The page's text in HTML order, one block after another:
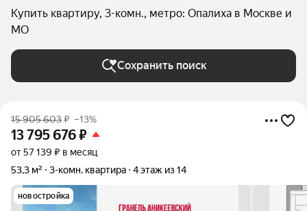
Купить квартиру, 3-комн., метро: Опалиха в Москве и
МО
Сохранить поиск
15 905 603₽ –13%
13 795 676₽
от 57 139 ₽ в месяц
53,3 м²
3-комн. квартира 4 этаж из 14
новостройка